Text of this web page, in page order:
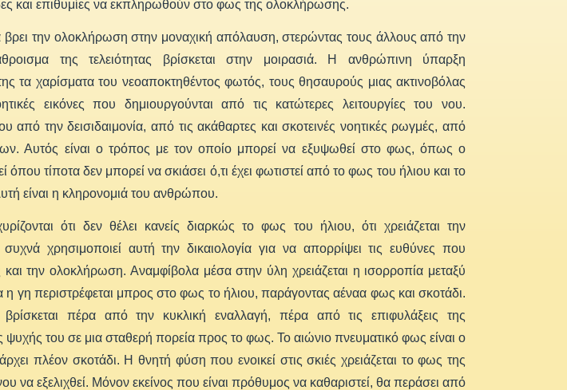
και επιθυμίες να εκπληρωθούν στο φως της ολοκλήρωσης.
την ολοκλήρωση στην μοναχική απόλαυση, στερώντας τους άλλους από την
της τελειότητας βρίσκεται στην μοιρασιά. Η ανθρώπινη ύπαρξη
τα χαρίσματα του νεοαποκτηθέντος φωτός, τους θησαυρούς μιας ακτινοβόλας
εικόνες που δημιουργούνται από τις κατώτερες λειτουργίες του νου.
από την δεισιδαιμονία, από τις ακάθαρτες και σκοτεινές νοητικές ρωγμές, από
Αυτός είναι ο τρόπος με τον οποίο μπορεί να εξυψωθεί στο φως, όπως ο
όπου τίποτα δεν μπορεί να σκιάσει ό,τι έχει φωτιστεί από το φως του ήλιου και το
είναι η κληρονομιά του ανθρώπου.
ότι δεν θέλει κανείς διαρκώς το φως του ήλιου, ότι χρειάζεται την
χρησιμοποιεί αυτή την δικαιολογία για να απορρίψει τις ευθύνες που
την ολοκλήρωση. Αναμφίβολα μέσα στην ύλη χρειάζεται η ισορροπία μεταξύ
η γη περιστρέφεται μπρος στο φως το ήλιου, παράγοντας αέναα φως και σκοτάδι.
πέρα από την κυκλική εναλλαγή, πέρα από τις επιφυλάξεις της
ψυχής του σε μια σταθερή πορεία προς το φως. Το αιώνιο πνευματικό φως είναι ο
πλέον σκοτάδι. Η θνητή φύση που ενοικεί στις σκιές χρειάζεται το φως της
να εξελιχθεί. Μόνον εκείνος που είναι πρόθυμος να καθαριστεί, θα περάσει από